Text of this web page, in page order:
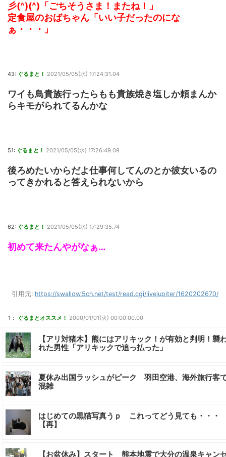
彡(^)(^)「ごちそうさま！またね！」
定食屋のおばちゃん「いい子だったのにな
ぁ・・・」
43: ぐるまと！ 2021/05/05(水) 17:24:31.04
ワイも鳥貴族行ったらもも貴族焼き塩しか頼まんか
らキモがられてるんかな
51: ぐるまと！ 2021/05/05(水) 17:26:49.09
後ろめたいからだよ仕事何してんのとか彼女いるの
ってきかれると答えられないから
62: ぐるまと！ 2021/05/05(水) 17:29:35.74
初めて来たんやがなぁ…
引用元: https://swallow.5ch.net/test/read.cgi/livejupiter/1620202670/
1： ぐるまとオススメ！ 2000/01/01(火) 00:00:00.00
【アリ対猪木】熊にはアリキック！が有効と判明！襲
れた男性「アリキックで追っ払った」
夏休み出国ラッシュがピーク 羽田空港、海外旅行客
混雑
はじめての黒猫写真うｐ これってどう見ても・・・
【再】
【お盆休み】スタート 熊本地震で大分の温泉キャン